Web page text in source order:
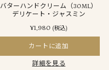
バターハンドクリーム（30ML）
デリケート・ジャスミン
¥1,980 (税込)
カートに追加
詳細を見る